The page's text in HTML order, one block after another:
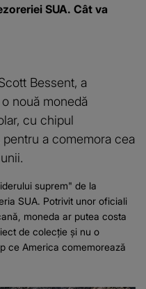
SUA. Cât va
Bessent, a
nouă monedă
cu chipul
a comemora cea
suprem" de la
SUA. Potrivit unor oficiali
moneda ar putea costa
de colecție și nu o
ce America comemorează